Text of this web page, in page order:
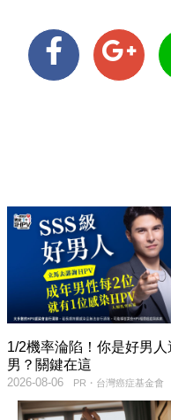
1/2機率淪陷！你是好男人
男？關鍵在這
PR・台灣癌症基金會
2026-08-06